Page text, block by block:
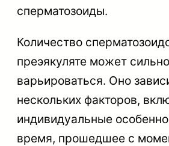
сперматозоиды.
Количество
преэякуляте может сильно
варьироваться. Оно
нескольких факторов,
индивидуальные
время, прошедшее с